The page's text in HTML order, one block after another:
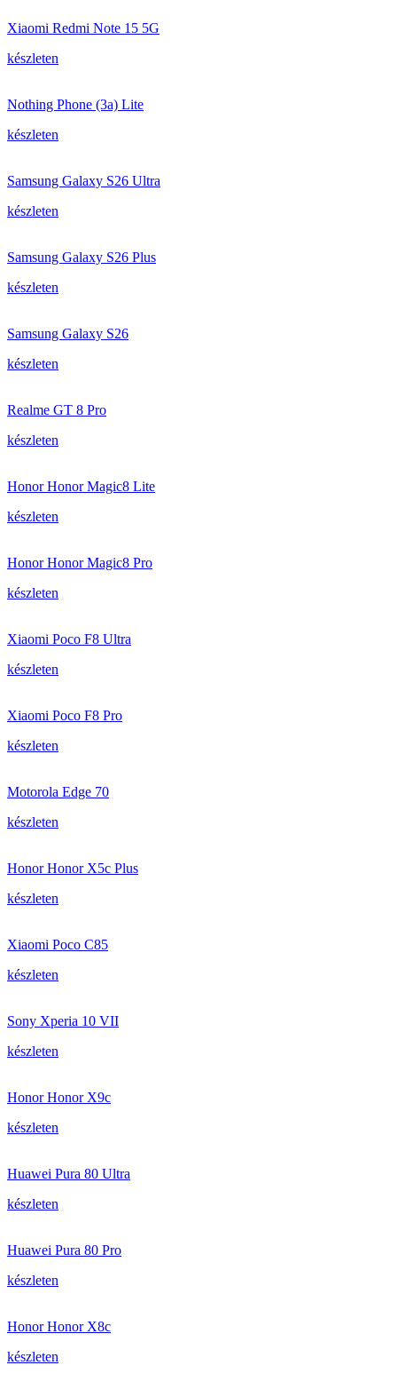
Xiaomi Redmi Note 15 5G
készleten
Nothing Phone (3a) Lite
készleten
Samsung Galaxy S26 Ultra
készleten
Samsung Galaxy S26 Plus
készleten
Samsung Galaxy S26
készleten
Realme GT 8 Pro
készleten
Honor Honor Magic8 Lite
készleten
Honor Honor Magic8 Pro
készleten
Xiaomi Poco F8 Ultra
készleten
Xiaomi Poco F8 Pro
készleten
Motorola Edge 70
készleten
Honor Honor X5c Plus
készleten
Xiaomi Poco C85
készleten
Sony Xperia 10 VII
készleten
Honor Honor X9c
készleten
Huawei Pura 80 Ultra
készleten
Huawei Pura 80 Pro
készleten
Honor Honor X8c
készleten